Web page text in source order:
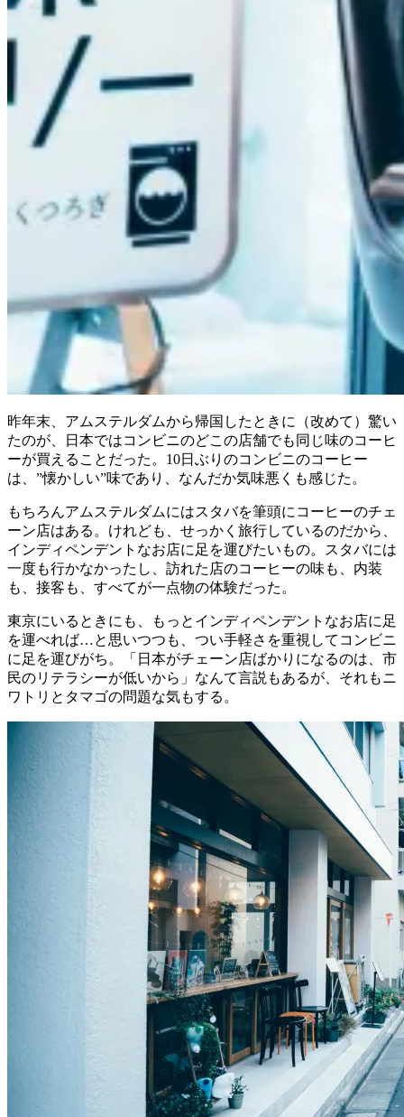
昨年末、アムステルダムから帰国したときに（改めて）驚い
たのが、日本ではコンビニのどこの店舗でも同じ味のコーヒ
ーが買えることだった。10日ぶりのコンビニのコーヒー
は、”懐かしい”味であり、なんだか気味悪くも感じた。
もちろんアムステルダムにはスタバを筆頭にコーヒーのチェ
ーン店はある。けれども、せっかく旅行しているのだから、
インディペンデントなお店に足を運びたいもの。スタバには
一度も行かなかったし、訪れた店のコーヒーの味も、内装
も、接客も、すべてが一点物の体験だった。
東京にいるときにも、もっとインディペンデントなお店に足
を運べれば…と思いつつも、つい手軽さを重視してコンビニ
に足を運びがち。「日本がチェーン店ばかりになるのは、市
民のリテラシーが低いから」なんて言説もあるが、それもニ
ワトリとタマゴの問題な気もする。